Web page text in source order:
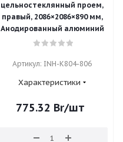
цельностеклянный проем,
правый, 2086×2086×890 мм,
Анодированный алюминий
Артикул: INH-K804-806
Характеристики
775.32 Br/шт